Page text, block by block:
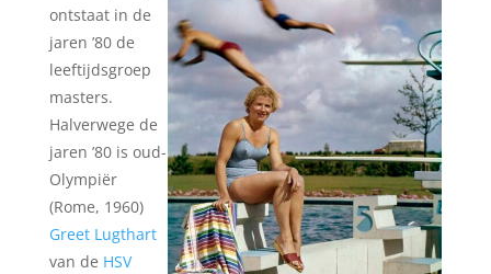
ontstaat in de
jaren ’80 de
leeftijdsgroep
masters.
Halverwege de
jaren ’80 is oud-
Olympiër
(Rome, 1960)
Greet Lugthart
van de HSV